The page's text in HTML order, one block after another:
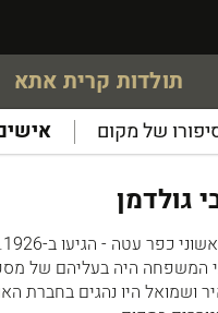
תולדות קרית אתא
של מקום
גולדמן
המשפחה היה בעליהם של